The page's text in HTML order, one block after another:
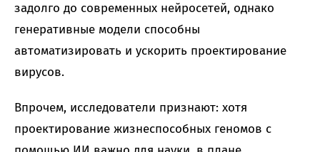
задолго до современных нейросетей, однако
генеративные модели способны
автоматизировать и ускорить проектирование
вирусов.
Впрочем, исследователи признают: хотя
проектирование жизнеспособных геномов с